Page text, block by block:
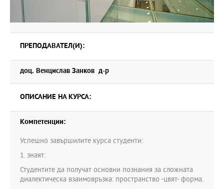
ПРЕПОДАВАТЕЛ(И):
доц. Венцислав Занков д-р
ОПИСАНИЕ НА КУРСА:
Компетенции:
Успешно завършилите курса студенти:
1. знаят:
Студентите да получат основни познания за сложната
диалектическа взаимовръзка: пространство -цвят- форма.